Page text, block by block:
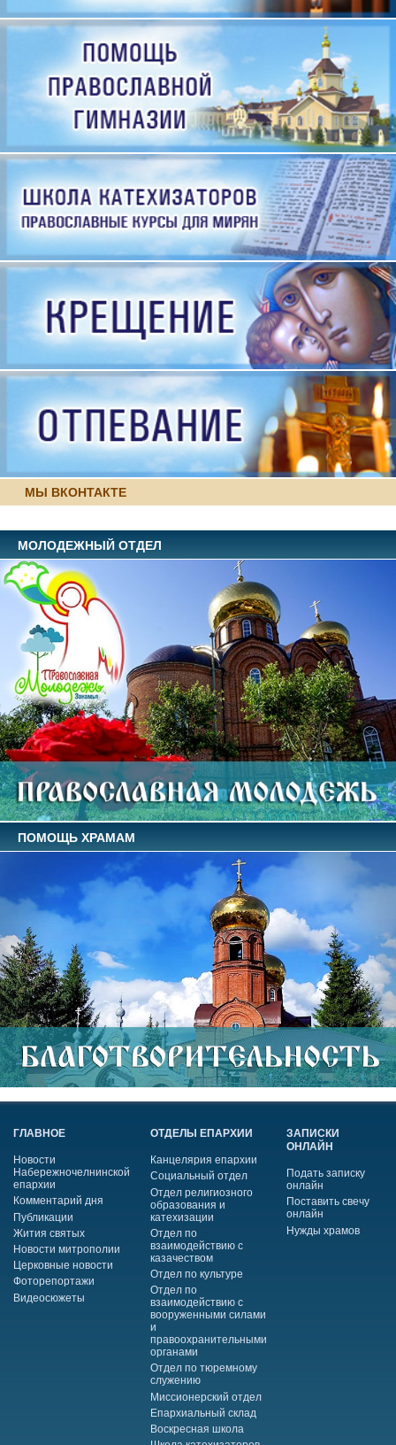
МЫ ВКОНТАКТЕ
МОЛОДЕЖНЫЙ ОТДЕЛ
ПОМОЩЬ ХРАМАМ
ГЛАВНОЕ
Новости
Набережночелнинской
епархии
Комментарий дня
Публикации
Жития святых
Новости митрополии
Церковные новости
Фоторепортажи
Видеосюжеты
ОТДЕЛЫ ЕПАРХИИ
Канцелярия епархии
Социальный отдел
Отдел религиозного
образования и
катехизации
Отдел по
взаимодействию с
казачеством
Отдел по культуре
Отдел по
взаимодействию с
вооруженными силами
и
правоохранительными
органами
Отдел по тюремному
служению
Миссионерский отдел
Епархиальный склад
Воскресная школа
ЗАПИСКИ
ОНЛАЙН
Подать записку
онлайн
Поставить свечу
онлайн
Нужды храмов